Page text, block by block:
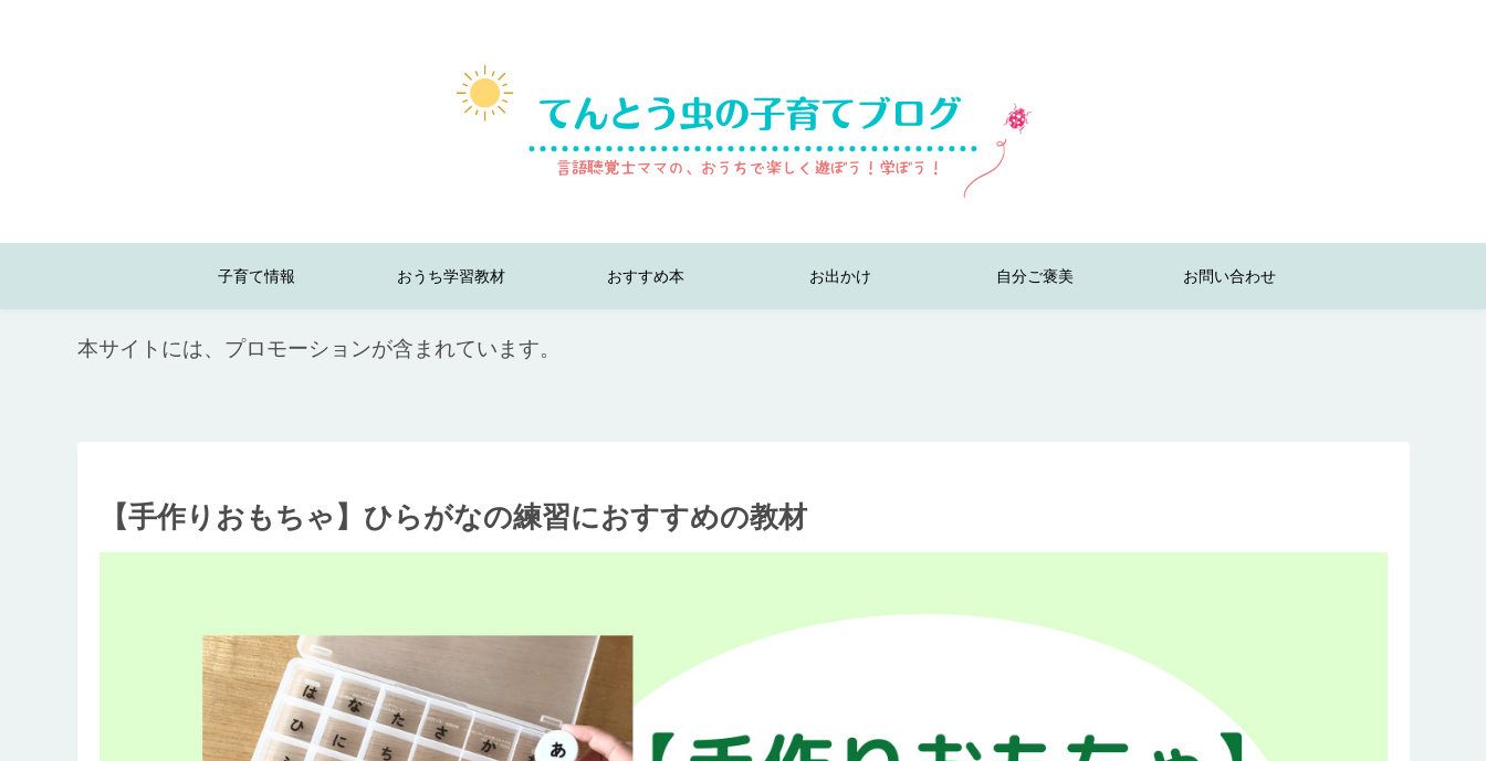
子育て情報 おうち学習教材 おすすめ本 お出かけ 自分ご褒美 お問い合わせ
本サイトには、プロモーションが含まれています。
【手作りおもちゃ】ひらがなの練習におすすめの教材